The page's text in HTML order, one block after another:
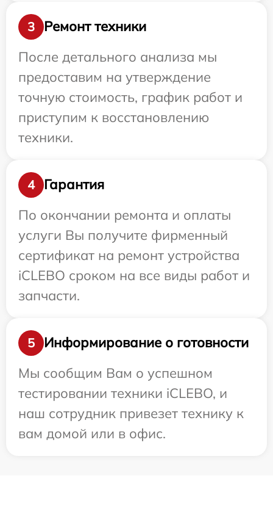
3
Ремонт техники
После детального анализа мы
предоставим на утверждение
точную стоимость, график работ и
приступим к восстановлению
техники.
4
Гарантия
По окончании ремонта и оплаты
услуги Вы получите фирменный
сертификат на ремонт устройства
iCLEBO сроком на все виды работ и
запчасти.
5
Информирование о готовности
Мы сообщим Вам о успешном
тестировании техники iCLEBO, и
наш сотрудник привезет технику к
вам домой или в офис.